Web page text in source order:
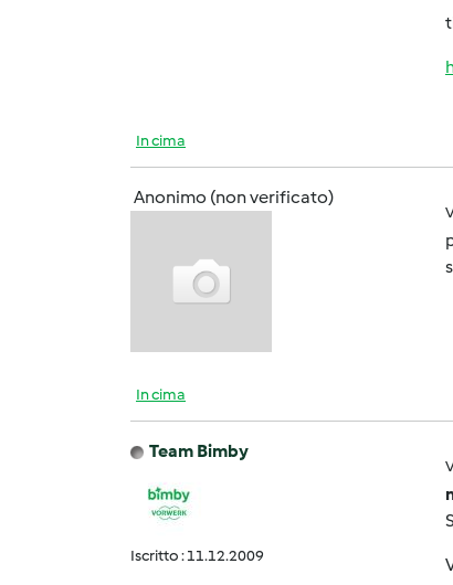
In cima
Anonimo (non verificato)
In cima
Team Bimby
Iscritto : 11.12.2009